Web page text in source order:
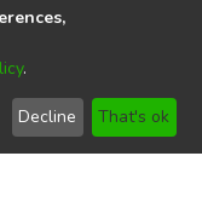
del Carchi
| Acreditada por el
CACES-2020
.
Decline That's ok